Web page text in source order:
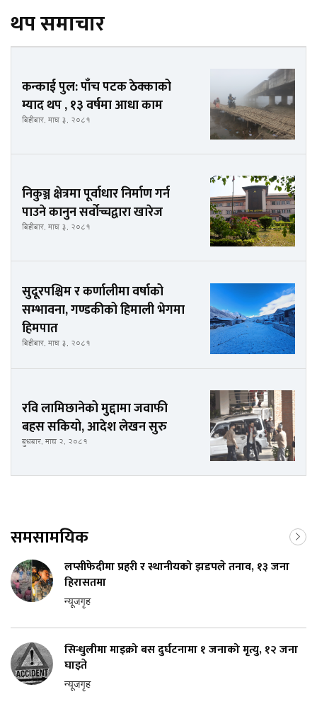
थप समाचार
कन्काई पुल: पाँच पटक ठेक्काको
म्याद थप , १३ वर्षमा आधा काम
बिहीबार, माघ ३, २०८१
निकुञ्ज क्षेत्रमा पूर्वाधार निर्माण गर्न
पाउने कानुन सर्वोच्चद्वारा खारेज
बिहीबार, माघ ३, २०८१
सुदूरपश्चिम र कर्णालीमा वर्षाको
सम्भावना, गण्डकीको हिमाली भेगमा
हिमपात
बिहीबार, माघ ३, २०८१
रवि लामिछानेको मुद्दामा जवाफी
बहस सकियो, आदेश लेखन सुरु
बुधबार, माघ २, २०८१
समसामयिक
लप्सीफेदीमा प्रहरी र स्थानीयको झडपले तनाव, १३ जना
हिरासतमा
न्यूजगृह
सिन्धुलीमा माइक्रो बस दुर्घटनामा १ जनाको मृत्यु, १२ जना
घाइते
न्यूजगृह